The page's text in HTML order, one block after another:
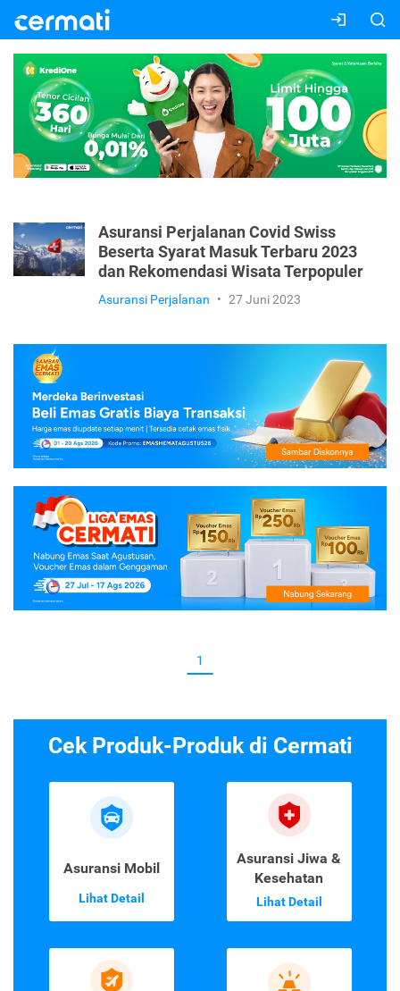
Asuransi Perjalanan Covid Swiss
Beserta Syarat Masuk Terbaru 2023
dan Rekomendasi Wisata Terpopuler
Asuransi Perjalanan • 27 Juni 2023
1
Cek Produk-Produk di Cermati
Asuransi Mobil
Lihat Detail
Asuransi Jiwa &
Kesehatan
Lihat Detail